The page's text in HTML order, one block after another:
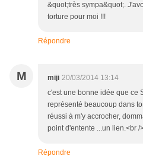
&quot;très sympa&quot;.
torture pour moi !!!
Répondre
M miji 20/03/2014 13:14
c'est une bonne idée que ce
représenté beaucoup dans
réussi à m'y accrocher,
point d'entente ...un lien.<br /
Répondre